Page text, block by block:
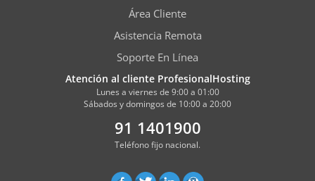
Área Cliente
Asistencia Remota
Soporte En Línea
Atención al cliente ProfesionalHosting
Lunes a viernes de 9:00 a 01:00
Sábados y domingos de 10:00 a 20:00
91 1401900
Teléfono fijo nacional.